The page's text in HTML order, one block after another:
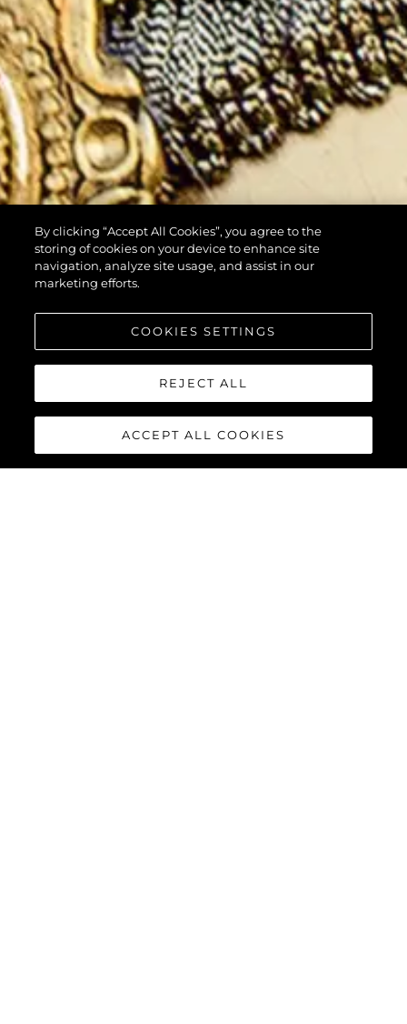
By clicking “Accept All Cookies”, you agree to the
storing of cookies on your device to enhance site
navigation, analyze site usage, and assist in our
marketing efforts.
COOKIES SETTINGS
REJECT ALL
ACCEPT ALL COOKIES